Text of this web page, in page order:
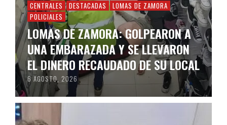
CENTRALES DESTACADAS
LOMAS DE ZAMORA
POLICIALES
LOMAS DE ZAMORA: GOLPEARON A
UNA EMBARAZADA Y SE LLEVARON
EL DINERO RECAUDADO DE SU LOCAL
6 AGOSTO, 2026